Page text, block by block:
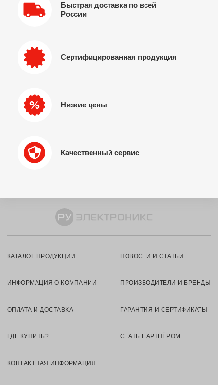
Быстрая доставка по всей
России
Сертифицированная продукция
Низкие цены
Качественный сервис
КАТАЛОГ ПРОДУКЦИИ НОВОСТИ И СТАТЬИ
ИНФОРМАЦИЯ О КОМПАНИИ ПРОИЗВОДИТЕЛИ И БРЕНДЫ
ОПЛАТА И ДОСТАВКА ГАРАНТИЯ И СЕРТИФИКАТЫ
ГДЕ КУПИТЬ? СТАТЬ ПАРТНЁРОМ
КОНТАКТНАЯ ИНФОРМАЦИЯ